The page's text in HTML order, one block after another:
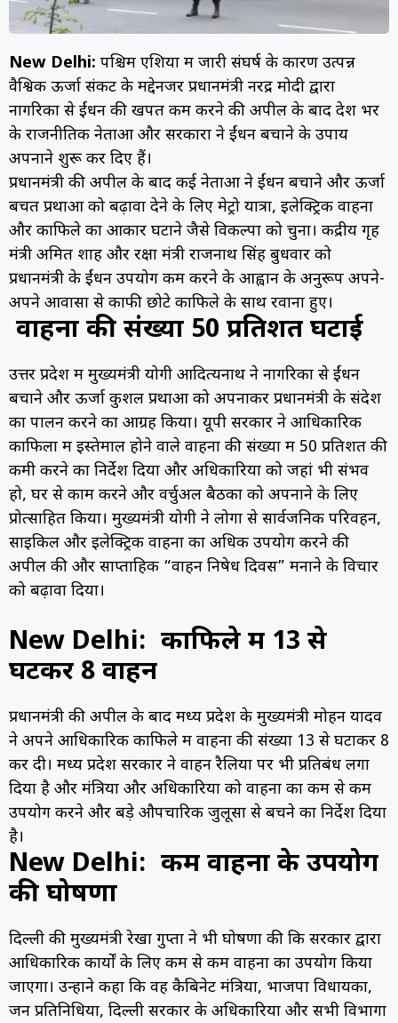
New Delhi: पश्चिम एशिया में जारी संघर्ष के कारण उत्पन्न
वैश्विक ऊर्जा संकट के मद्देनजर प्रधानमंत्री नरेंद्र मोदी द्वारा
नागरिकों से ईंधन की खपत कम करने की अपील के बाद देश भर
के राजनीतिक नेताओं और सरकारों ने ईंधन बचाने के उपाय
अपनाने शुरू कर दिए हैं।
प्रधानमंत्री की अपील के बाद कई नेताओं ने ईंधन बचाने और ऊर्जा
बचत प्रथाओं को बढ़ावा देने के लिए मेट्रो यात्रा, इलेक्ट्रिक वाहनों
और काफिले का आकार घटाने जैसे विकल्पों को चुना। केंद्रीय गृह
मंत्री अमित शाह और रक्षा मंत्री राजनाथ सिंह बुधवार को
प्रधानमंत्री के ईंधन उपयोग कम करने के आह्वान के अनुरूप अपने-
अपने आवासों से काफी छोटे काफिले के साथ रवाना हुए।
वाहनों की संख्या 50 प्रतिशत घटाई
उत्तर प्रदेश में मुख्यमंत्री योगी आदित्यनाथ ने नागरिकों से ईंधन
बचाने और ऊर्जा कुशल प्रथाओं को अपनाकर प्रधानमंत्री के संदेश
का पालन करने का आग्रह किया। यूपी सरकार ने आधिकारिक
काफिलों में इस्तेमाल होने वाले वाहनों की संख्या में 50 प्रतिशत की
कमी करने का निर्देश दिया और अधिकारियों को जहां भी संभव
हो, घर से काम करने और वर्चुअल बैठकों को अपनाने के लिए
प्रोत्साहित किया। मुख्यमंत्री योगी ने लोगों से सार्वजनिक परिवहन,
साइकिल और इलेक्ट्रिक वाहनों का अधिक उपयोग करने की
अपील की और साप्ताहिक “वाहन निषेध दिवस” ​​मनाने के विचार
को बढ़ावा दिया।
New Delhi: काफिले में 13 से
घटकर 8 वाहन
प्रधानमंत्री की अपील के बाद मध्य प्रदेश के मुख्यमंत्री मोहन यादव
ने अपने आधिकारिक काफिले में वाहनों की संख्या 13 से घटाकर 8
कर दी। मध्य प्रदेश सरकार ने वाहन रैलियों पर भी प्रतिबंध लगा
दिया है और मंत्रियों और अधिकारियों को वाहनों का कम से कम
उपयोग करने और बड़े औपचारिक जुलूसों से बचने का निर्देश दिया
है।
New Delhi: कम वाहनों के उपयोग
की घोषणा
दिल्ली की मुख्यमंत्री रेखा गुप्ता ने भी घोषणा की कि सरकार द्वारा
आधिकारिक कार्यों के लिए कम से कम वाहनों का उपयोग किया
जाएगा। उन्होंने कहा कि वह कैबिनेट मंत्रियों, भाजपा विधायकों,
जन प्रतिनिधियों, दिल्ली सरकार के अधिकारियों और सभी विभागों